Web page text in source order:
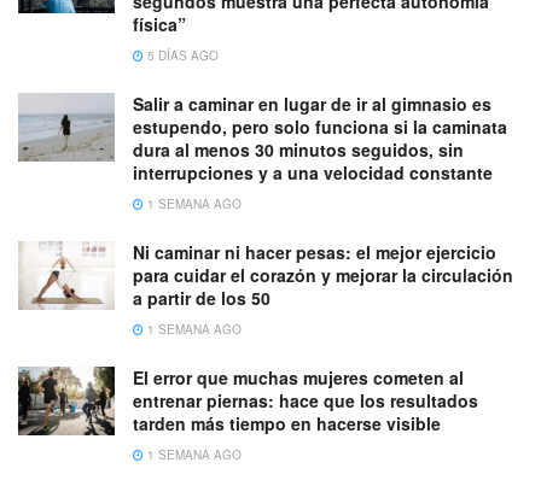
física”
5 DÍAS AGO
Salir a caminar en lugar de ir al gimnasio es
estupendo, pero solo funciona si la caminata
dura al menos 30 minutos seguidos, sin
interrupciones y a una velocidad constante
1 SEMANA AGO
Ni caminar ni hacer pesas: el mejor ejercicio
para cuidar el corazón y mejorar la circulación
a partir de los 50
1 SEMANA AGO
El error que muchas mujeres cometen al
entrenar piernas: hace que los resultados
tarden más tiempo en hacerse visible
1 SEMANA AGO